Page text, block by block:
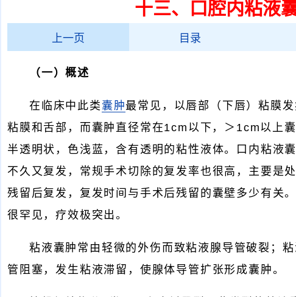
十三、口腔内粘液
上一页 目录
（一）概述
在临床中此类 囊肿最常见，以唇部（下唇）粘膜
粘膜和舌部，而囊肿直径常在1cm以下，＞1cm以上
半透明状，色浅蓝，含有透明的粘性液体。口内粘液
不久又复发，常规手术切除的复发率也很高，主要是
残留后复发，复发时间与手术后残留的囊壁多少有关
很罕见，疗效极突出。
粘液囊肿常由轻微的外伤而致粘液腺导管破裂；
管阻塞，发生粘液滞留，使腺体导管扩张形成囊肿。